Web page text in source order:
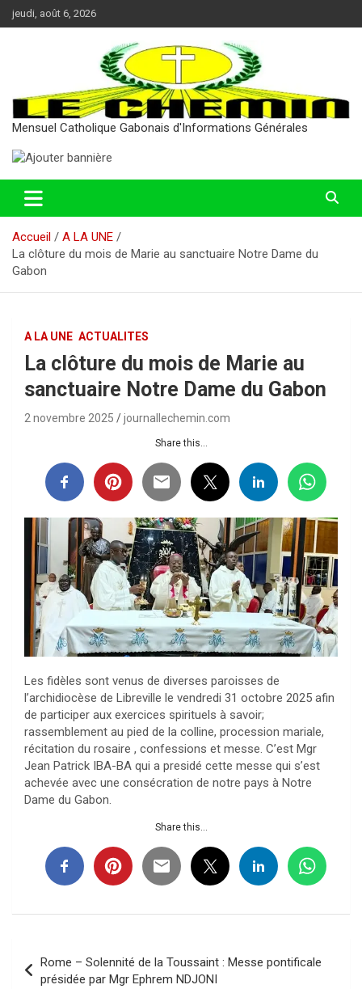
Aller
au
jeudi, août 6, 2026
Mensuel Catholique Gabonais d'Informations Générales
Accueil
A LA UNE
La clôture du mois de Marie au sanctuaire Notre Dame du
Gabon
A LA UNE ACTUALITES
La clôture du mois de Marie au
sanctuaire Notre Dame du Gabon
2 novembre 2025 journallechemin.com
Share this...
Les fidèles sont venus de diverses paroisses de
l’archidiocèse de Libreville le vendredi 31 octobre 2025 afin
de participer aux exercices spirituels à savoir;
rassemblement au pied de la colline, procession mariale,
récitation du rosaire , confessions et messe. C’est Mgr
Jean Patrick IBA-BA qui a presidé cette messe qui s’est
achevée avec une consécration de notre pays à Notre
Dame du Gabon.
Share this...
de
Rome – Solennité de la Toussaint : Messe pontificale
présidée par Mgr Ephrem NDJONI